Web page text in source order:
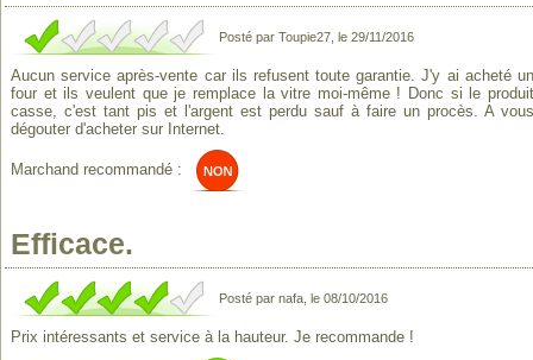
Posté par Toupie27, le 29/11/2016
Aucun service après-vente car ils refusent toute garantie. J'y ai acheté un
four et ils veulent que je remplace la vitre moi-même ! Donc si le produit
casse, c'est tant pis et l'argent est perdu sauf à faire un procès. A vous
dégouter d'acheter sur Internet.
Marchand recommandé :
Efficace.
Posté par nafa, le 08/10/2016
Prix intéressants et service à la hauteur. Je recommande !